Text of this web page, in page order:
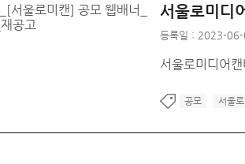
서울로미디
등록일 : 2023-
서울로미디어
공모 서울